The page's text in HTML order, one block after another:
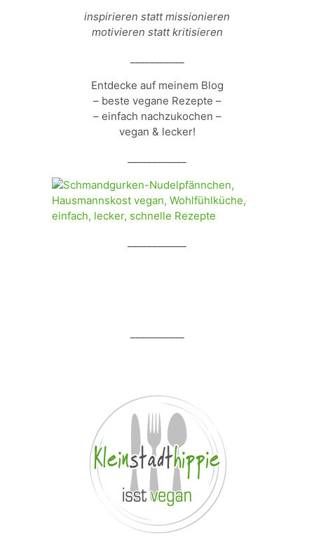
inspirieren statt missionieren
motivieren statt kritisieren
Entdecke auf meinem Blog
– beste vegane Rezepte –
– einfach nachzukochen –
vegan & lecker!